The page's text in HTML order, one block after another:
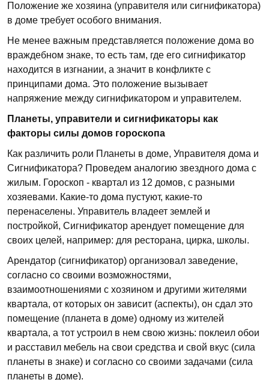
Положение же хозяина (управителя или сигнификатора)
в доме требует особого внимания.
Не менее важным представляется положение дома во
враждебном знаке, то есть там, где его сигнификатор
находится в изгнании, а значит в конфликте с
принципами дома. Это положение вызывает
напряжение между сигнификатором и управителем.
Планеты, управители и сигнификаторы как
факторы силы домов гороскопа
Как различить роли Планеты в доме, Управителя дома и
Сигнификатора? Проведем аналогию звездного дома с
жилым. Гороскоп - квартал из 12 домов, с разными
хозяевами. Какие-то дома пустуют, какие-то
перенаселены. Управитель владеет землей и
постройкой, Сигнификатор арендует помещение для
своих целей, например: для ресторана, цирка, школы.
Арендатор (сигнификатор) организовал заведение,
согласно со своими возможностями,
взаимоотношениями с хозяином и другими жителями
квартала, от которых он зависит (аспекты), он сдал это
помещение (планета в доме) одному из жителей
квартала, а тот устроил в нем свою жизнь: поклеил обои
и расставил мебель на свои средства и свой вкус (сила
планеты в знаке) и согласно со своими задачами (сила
планеты в доме).